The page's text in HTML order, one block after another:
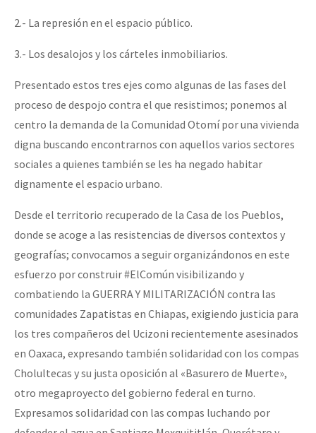
2.- La represión en el espacio público.
3.- Los desalojos y los cárteles inmobiliarios.
Presentado estos tres ejes como algunas de las fases del
proceso de despojo contra el que resistimos; ponemos al
centro la demanda de la Comunidad Otomí por una vivienda
digna buscando encontrarnos con aquellos varios sectores
sociales a quienes también se les ha negado habitar
dignamente el espacio urbano.
Desde el territorio recuperado de la Casa de los Pueblos,
donde se acoge a las resistencias de diversos contextos y
geografías; convocamos a seguir organizándonos en este
esfuerzo por construir #ElComún visibilizando y
combatiendo la GUERRA Y MILITARIZACIÓN contra las
comunidades Zapatistas en Chiapas, exigiendo justicia para
los tres compañeros del Ucizoni recientemente asesinados
en Oaxaca, expresando también solidaridad con los compas
Cholultecas y su justa oposición al «Basurero de Muerte»,
otro megaproyecto del gobierno federal en turno.
Expresamos solidaridad con las compas luchando por